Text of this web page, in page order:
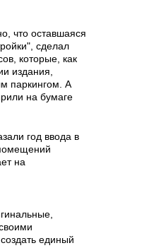
что оставшаяся
сделал
которые, как
издания,
паркингом. А
на бумаге
год ввода в
на
единый